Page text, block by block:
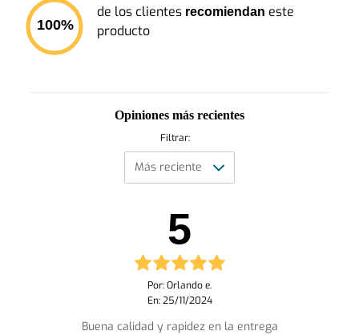
100%
de los clientes recomiendan este
producto
Opiniones más recientes
Filtrar:
5
Por: Orlando e.
En: 25/11/2024
Buena calidad y rapidez en la entrega